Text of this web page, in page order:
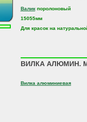
Валикпоролоновый
15055мм
Для красок на
ВИЛКА АЛЮМИН.
Вилка алюминиевая